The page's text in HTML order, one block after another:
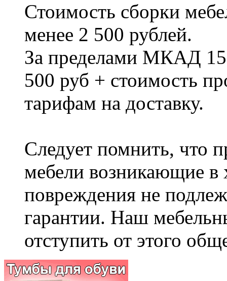
Стоимость сборки
менее 2 500 рублей.
За пределами МКАД
500 руб + стоимость
тарифам на доставку.
Следует помнить, что
мебели возникающие в
повреждения не
гарантии. Наш
отступить от этого